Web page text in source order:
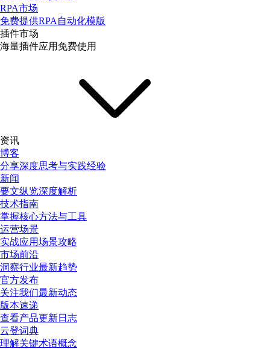
RPA市场
免费提供RPA自动化模版
插件市场
海量插件应用免费使用
资讯
博客
分享深度思考与实践经验
新闻
要文纵览深度解析
技术指南
掌握核心方法与工具
运营场景
实战应用场景攻略
市场前沿
洞察行业最新趋势
官方发布
关注我们最新动态
版本速递
查看产品更新日志
云登词典
理解关键术语概念